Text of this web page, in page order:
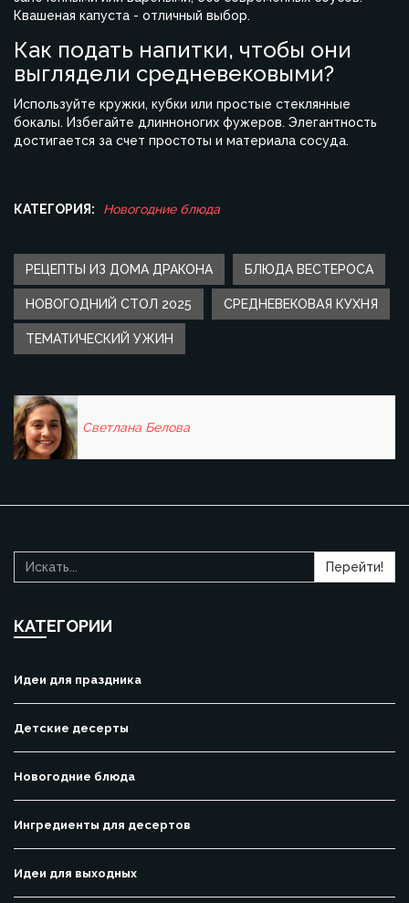
Квашеная капуста - отличный выбор.
Как подать напитки, чтобы они
выглядели средневековыми?
Используйте кружки, кубки или простые стеклянные
бокалы. Избегайте длинноногих фужеров. Элегантность
достигается за счет простоты и материала сосуда.
КАТЕГОРИЯ: Новогодние блюда
РЕЦЕПТЫ ИЗ ДОМА ДРАКОНА БЛЮДА ВЕСТЕРОСА
НОВОГОДНИЙ СТОЛ 2025 СРЕДНЕВЕКОВАЯ КУХНЯ
ТЕМАТИЧЕСКИЙ УЖИН
Светлана Белова
Перейти!
КАТЕГОРИИ
Идеи для праздника
Детские десерты
Новогодние блюда
Ингредиенты для десертов
Идеи для выходных